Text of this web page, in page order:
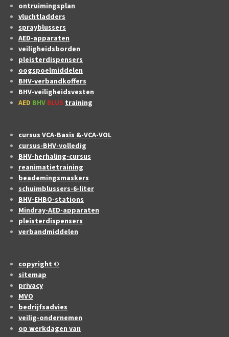
ontruimingsplan
vluchtladders
sprayblussers
AED-apparaten
veiligheidsborden
pleisterdispensers
oogspoelmiddelen
BHV-verbandkoffers
BHV-veiligheidsvesten
AED BHV BLUS training
cursus VCA-Basis &-VCA-VOL
cursus-BHV-volledig
BHV-herhaling-cursus
reanimatietraining
beademingsmaskers
schuimblussers-6-liter
BHV-EHBO-stations
Mindray-AED-apparaten
pleisterdispensers
verbandmiddelen
copyright ©
sitemap
privacy
MVO
bedrijfsadvies
veilig-ondernemen
op werkdagen van